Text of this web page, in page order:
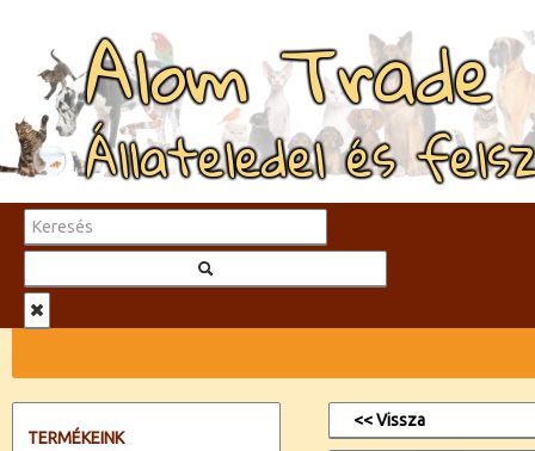
Alom Trade
Állateledel és
TERMÉKEINK
<< Vissza